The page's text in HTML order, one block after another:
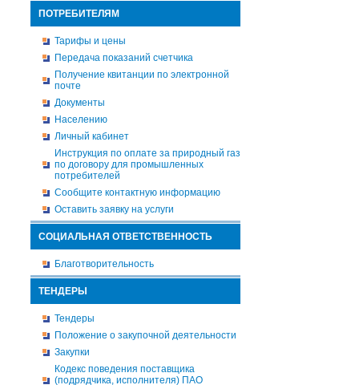
ПОТРЕБИТЕЛЯМ
Тарифы и цены
Передача показаний счетчика
Получение квитанции по электронной
почте
Документы
Населению
Личный кабинет
Инструкция по оплате за природный газ
по договору для промышленных
потребителей
Сообщите контактную информацию
Оставить заявку на услуги
СОЦИАЛЬНАЯ ОТВЕТСТВЕННОСТЬ
Благотворительность
ТЕНДЕРЫ
Тендеры
Положение о закупочной деятельности
Закупки
Кодекс поведения поставщика
(подрядчика, исполнителя) ПАО